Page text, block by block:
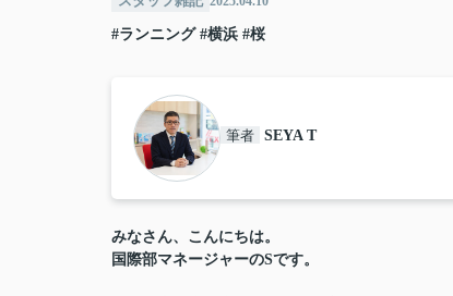
#ランニング #横浜 #桜
筆者 SEYA T
みなさん、こんにちは。
国際部マネージャーのSです。